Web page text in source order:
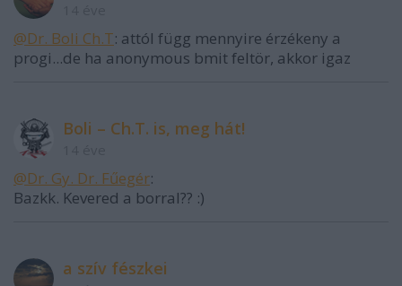
@Dr. Boli Ch.T: attól függ mennyire érzékeny a
progi...de ha anonymous bmit feltör, akkor igaz
Boli – Ch.T. is, meg hát!
@Dr. Gy. Dr. Fűegér:
Bazkk. Kevered a borral?? :)
a szív fészkei